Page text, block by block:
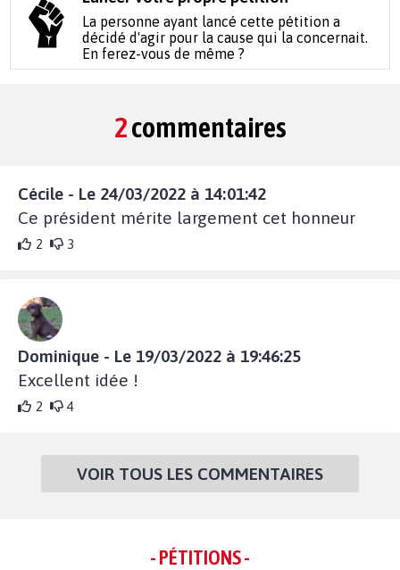
La personne ayant lancé cette pétition a
décidé d'agir pour la cause qui la concernait.
En ferez-vous de même ?
2commentaires
Cécile - Le 24/03/2022 à 14:01:42
Ce président mérite largement cet honneur
2 3
Dominique - Le 19/03/2022 à 19:46:25
Excellent idée !
2 4
VOIR TOUS LES COMMENTAIRES
- PÉTITIONS -